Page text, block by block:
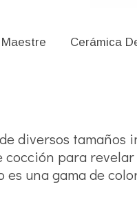
Cerámica
diversos tamaños
para
una gama de